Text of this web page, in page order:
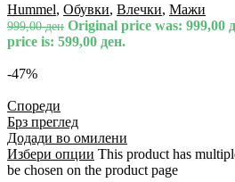
Hummel, Обувки, Влечки, Мажи
999,00ден Original price was: 999,00
price is: 599,00 ден.
-47%
Спореди
Брз преглед
Додади во омилени
Избери опции This product has
be chosen on the product page